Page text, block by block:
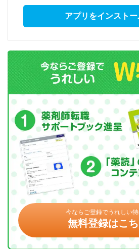
アプリをインスト
今ならご登録でうれしい特
無料登録はこ